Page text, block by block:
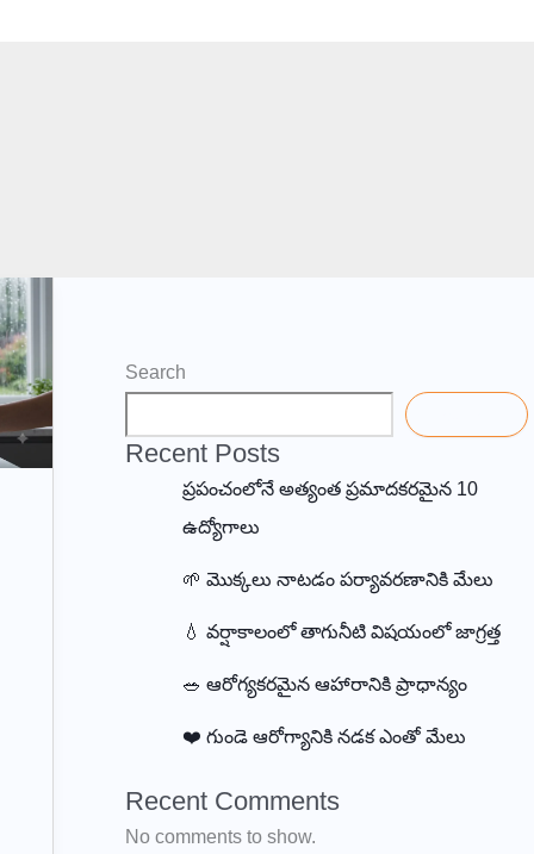
Search
Recent Posts
ప్రపంచంలోనే అత్యంత ప్రమాదకరమైన 10
ఉద్యోగాలు
🌱 మొక్కలు నాటడం పర్యావరణానికి మేలు
💧 వర్షాకాలంలో తాగునీటి విషయంలో జాగ్రత్త
🥗 ఆరోగ్యకరమైన ఆహారానికి ప్రాధాన్యం
❤️ గుండె ఆరోగ్యానికి నడక ఎంతో మేలు
Recent Comments
No comments to show.